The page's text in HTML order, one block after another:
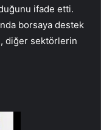
ifade etti.
borsaya destek
diğer sektörlerin